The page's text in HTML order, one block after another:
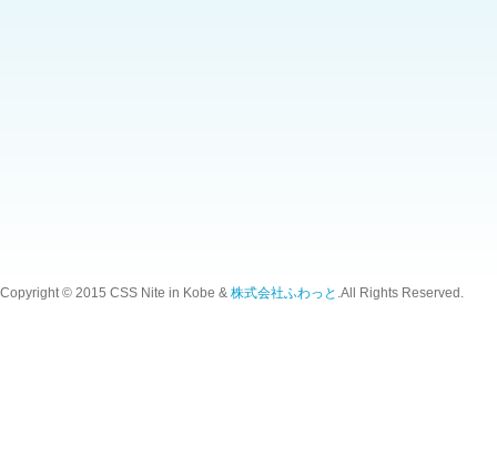
Copyright © 2015 CSS Nite in Kobe & 株式会社ふわっと .All Rights Reserved.